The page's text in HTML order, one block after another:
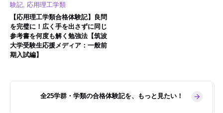
験記, 応用理工学類
【応用理工学類合格体験記】良問
を完璧に！広く手を出さずに同じ
参考書を何度も解く勉強法【筑波
大学受験生応援メディア：一般前
期入試編】
全25学群・学類の合格体験記を、もっと見たい！